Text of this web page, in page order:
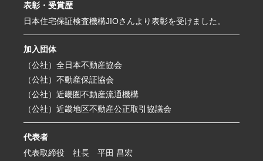
表彰・受賞歴
日本住宅保証検査機構JIOさんより表彰を受けました。
加入団体
（公社）全日本不動産協会
（公社）不動産保証協会
（公社）近畿圏不動産流通機構
（公社）近畿地区不動産公正取引協議会
代表者
代表取締役 社長 平田 昌宏